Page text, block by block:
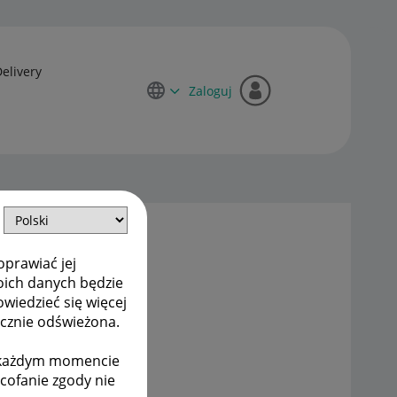
jej
danych będzie
się więcej
odświeżona.
momencie
zgody nie
Zaloguj